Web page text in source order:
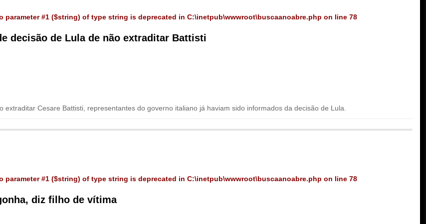
parameter #1 ($string) of type string is deprecated inC:\inetpub\wwwroot\buscaanoabre.php on line78
decisão de Lula de não extraditar Battisti
Cesare Battisti, representantes do governo italiano já haviam sido informados da decisão de Lula.
parameter #1 ($string) of type string is deprecated inC:\inetpub\wwwroot\buscaanoabre.php on line78
diz filho de vítima